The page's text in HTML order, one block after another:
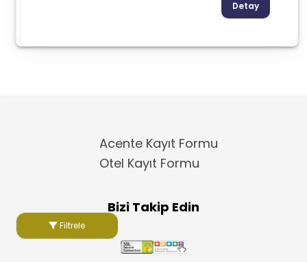
Filtrele
Detay
Acente Kayıt Formu
Otel Kayıt Formu
Bizi Takip Edin